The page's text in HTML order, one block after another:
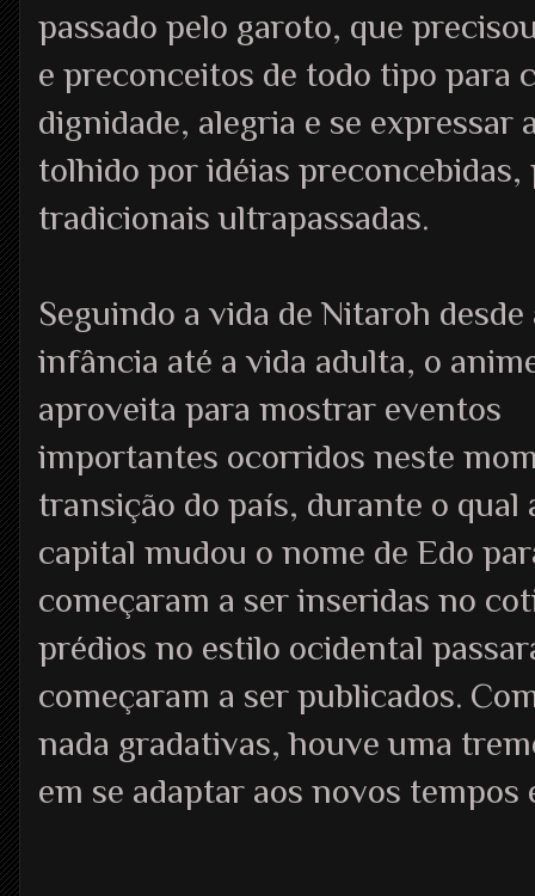
passado pelo garoto, que
e preconceitos de todo tipo para
dignidade, alegria e se expressar
tolhido por idéias
tradicionais ultrapassadas.
Seguindo a vida de Nitaroh desde
infância até a vida adulta, o
aproveita para mostrar eventos
importantes ocorridos neste
transição do país, durante o qual
capital mudou o nome de Edo
começaram a ser inseridas no
prédios no estilo ocidental
começaram a ser publicados.
nada gradativas, houve uma
em se adaptar aos novos